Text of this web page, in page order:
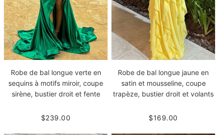
Robe de bal longue verte en
sequins à motifs miroir, coupe
sirène, bustier droit et fente
$239.00
Robe de bal longue jaune en
satin et mousseline, coupe
trapèze, bustier droit et volants
$169.00